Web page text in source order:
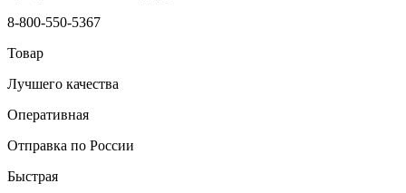
8-800-550-5367
Товар
Лучшего качества
Оперативная
Отправка по России
Быстрая